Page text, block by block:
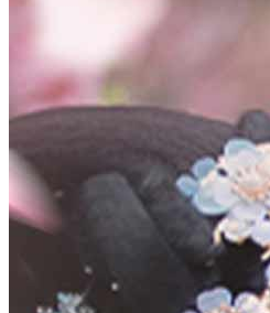
Nadia membesarkan tiga adik
Arvin diam-diam mencintainya,
...Tonton Kakak, Jangan Abaikan
Temukan lebih banyak drama populer.
Jangan Abaikan Aku Hidup Kembali